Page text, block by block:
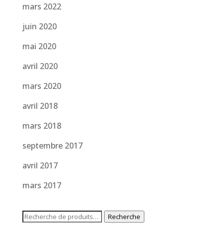
mars 2022
juin 2020
mai 2020
avril 2020
mars 2020
avril 2018
mars 2018
septembre 2017
avril 2017
mars 2017
Recherche
Recherche